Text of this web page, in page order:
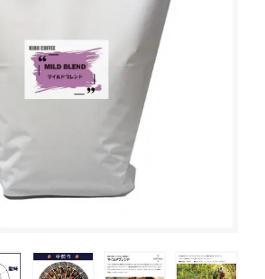
（カフェインレス）
について
ーヒーのおいしさの理由
いて
ーに関する情報をお届け